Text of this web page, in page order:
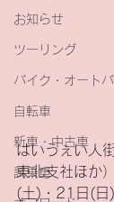
お知らせ
ツーリング
バイク・オートバ
自転車
新車・中古車
試乗車
はいうぇい人
東北支社ほか
(土)・21日(日